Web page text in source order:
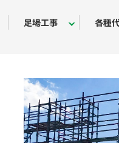
足場工事 各種